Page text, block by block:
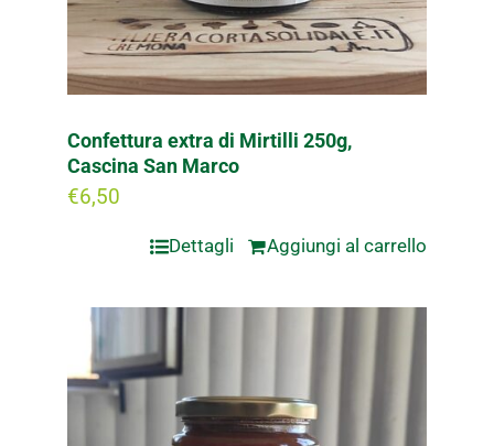
Confettura extra di Mirtilli 250g,
Cascina San Marco
€6,50
Aggiungi al carrello
Dettagli